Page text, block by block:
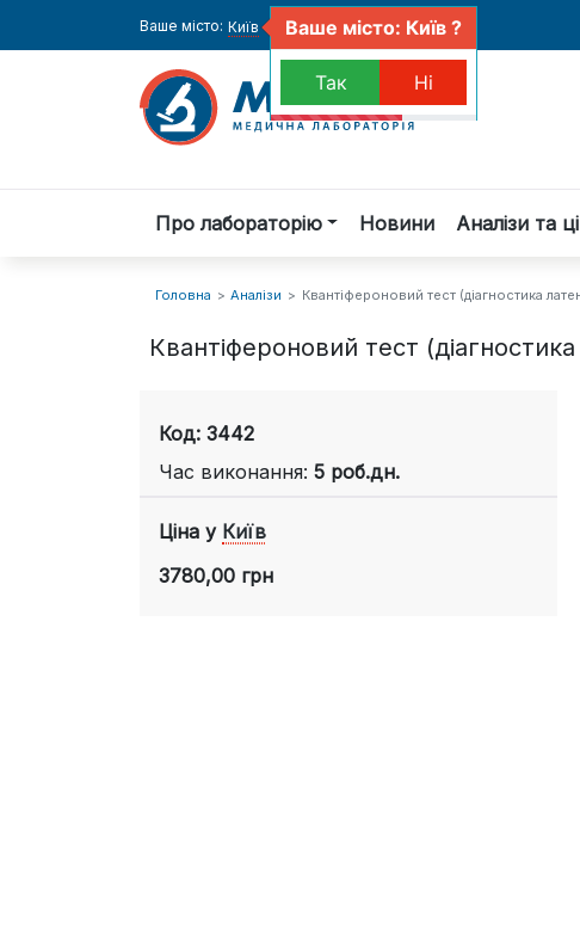
Ваше місто: Київ
Про лабораторію Новини Аналізи та
Головна Аналізи Квантіфероновий тест (діагностика
Квантіфероновий тест
Код: 3442
Час виконання: 5 роб.дн.
Ціна у Київ
3780,00 грн
Ваше місто: Київ ?
Так Ні